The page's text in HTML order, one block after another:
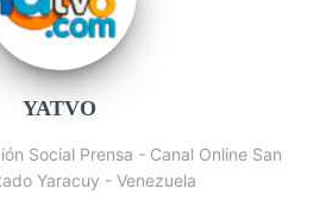
YATVO
Social Prensa - Canal Online San
Yaracuy - Venezuela